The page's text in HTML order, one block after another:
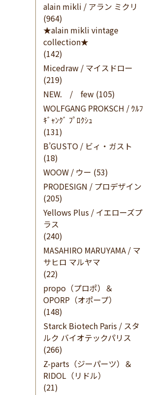
alain mikli / アラン ミクリ
(964)
★alain mikli vintage
collection★
(142)
Micedraw / マイスドロー
(219)
NEW. / few (105)
WOLFGANG PROKSCH / ｳﾙﾌ
ｷﾞｬﾝｸﾞ ﾌﾟﾛｸｼｭ
(131)
B’GUSTO / ビィ・ガスト
(18)
WOOW / ウー (53)
PRODESIGN / プロデザイン
(205)
Yellows Plus / イエローズプ
ラス
(240)
MASAHIRO MARUYAMA / マ
サヒロ マルヤマ
(22)
propo（プロポ）＆
OPORP（オポープ）
(148)
Starck Biotech Paris / スタ
ルク バイオテックパリス
(266)
Z-parts（ジーパーツ）＆
RIDOL（リドル）
(21)